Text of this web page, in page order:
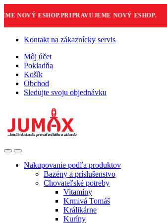
NOVÝ ESHOP.PRIPRAVUJEME NOVÝ ESHOP.
Skip
navigation
Skip
content
Kontakt na zákaznícky servis
Môj účet
Pokladňa
Košík
Obchod
Sledujte svoju objednávku
Nakupovanie podľa produktov
Bazény a príslušenstvo
Chovateľské potreby
Vitamíny
Krmivá Tomáš
Králikárne
Kuríny